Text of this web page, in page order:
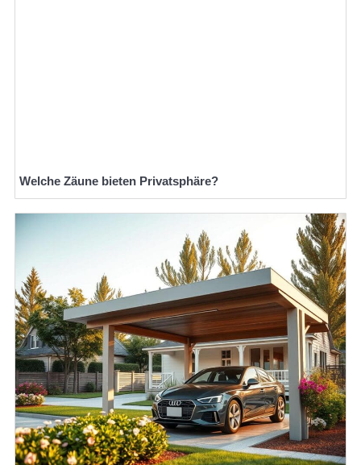
Welche Zäune bieten Privatsphäre?